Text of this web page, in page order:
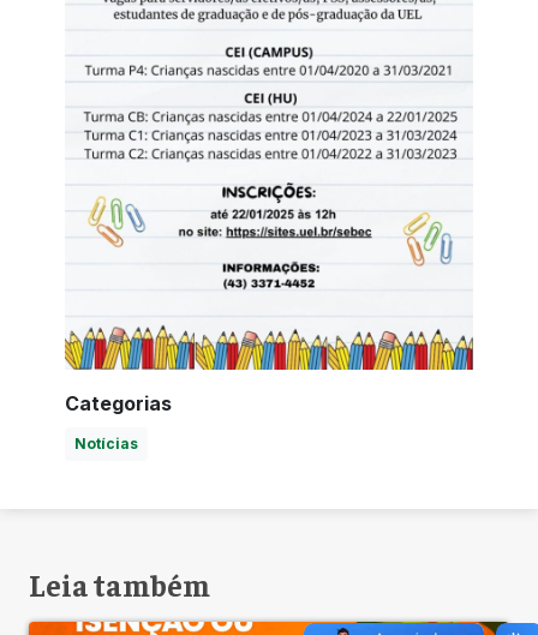
Categorias
Notícias
Leia também